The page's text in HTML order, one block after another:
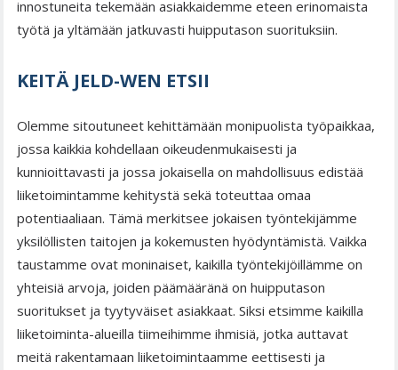
innostuneita tekemään asiakkaidemme eteen erinomaista
työtä ja yltämään jatkuvasti huipputason suorituksiin.
KEITÄ JELD-WEN ETSII
Olemme sitoutuneet kehittämään monipuolista työpaikkaa,
jossa kaikkia kohdellaan oikeudenmukaisesti ja
kunnioittavasti ja jossa jokaisella on mahdollisuus edistää
liiketoimintamme kehitystä sekä toteuttaa omaa
potentiaaliaan. Tämä merkitsee jokaisen työntekijämme
yksilöllisten taitojen ja kokemusten hyödyntämistä. Vaikka
taustamme ovat moninaiset, kaikilla työntekijöillämme on
yhteisiä arvoja, joiden päämääränä on huipputason
suoritukset ja tyytyväiset asiakkaat. Siksi etsimme kaikilla
liiketoiminta-alueilla tiimeihimme ihmisiä, jotka auttavat
meitä rakentamaan liiketoimintaamme eettisesti ja